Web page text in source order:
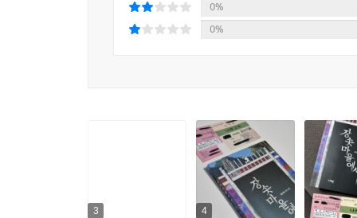
불렀다. 그 옆에는 양 씨 할머니가 서 있었는데, 예
---「4장 · 되돌아온 것들」중에서
락한 자는 갈 길을 잃었지만, 마침내 당도했다.
---「4장 · 되돌아온 것들」중에서
커다랗고 낡은 장승. 다른 것들과는 다르게 부서
0%
0%
3 4